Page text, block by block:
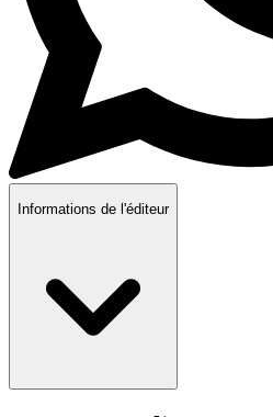
Informations de l'éditeur